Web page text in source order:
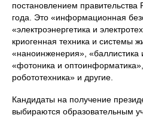
постановлением
года. Это «информационная
«электроэнергетика и
криогенная техника и системы
«наноинженерия», «баллистика
«фотоника и
робототехника» и другие.
Кандидаты на получение
выбираются образовательным